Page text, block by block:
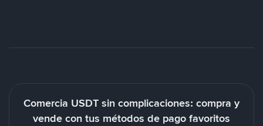
Comercia USDT sin complicaciones: compra y
vende con tus métodos de pago favoritos